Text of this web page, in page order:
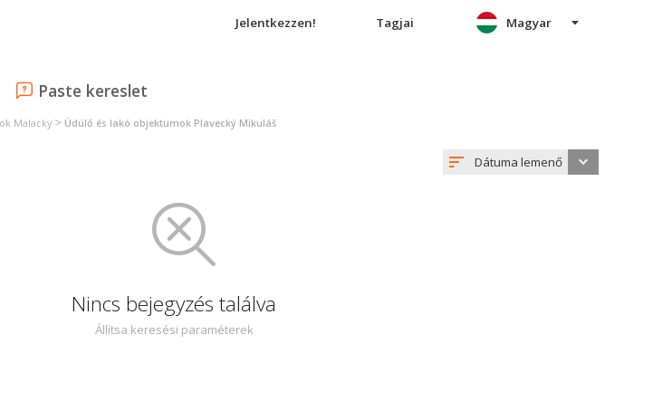
Jelentkezzen! Tagjai
Paste kereslet
Magyar
Malacky > Üdülő és lakó objektumok Plavecký Mikuláš
Dátuma lemenő
Nincs bejegyzés találva
Állítsa keresési paraméterek